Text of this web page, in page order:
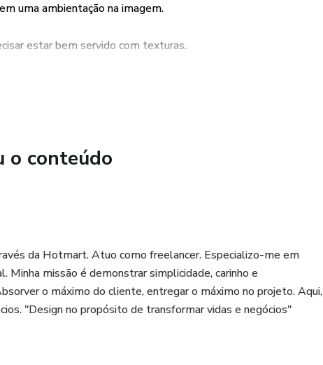
uma ambientação na imagem.
estar bem servido com texturas.
o contraste e os elementos é muito importante.
o conteúdo
da Hotmart. Atuo como freelancer. Especializo-me em
missão é demonstrar simplicidade, carinho e
o máximo do cliente, entregar o máximo no projeto. Aqui,
"Design no propósito de transformar vidas e negócios"